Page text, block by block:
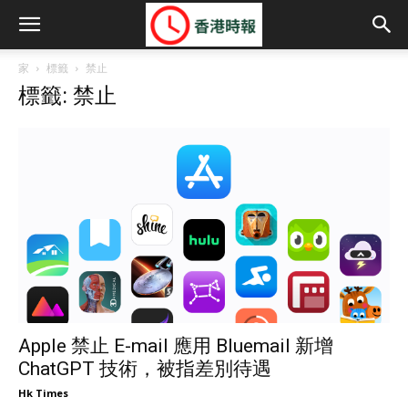
家 標籤 禁止
標籤: 禁止
Apple 禁止 E-mail 應用 Bluemail 新增
ChatGPT 技術，被指差別待遇
Hk Times